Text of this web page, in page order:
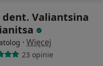
dent. Valiantsina
· Więcej
23 opinie